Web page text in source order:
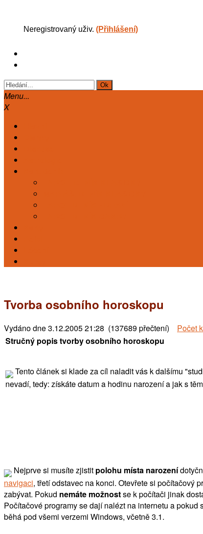
Neregistrovaný uživ. (Přihlášení)
Menu...
X
Tvorba osobního horoskopu
Vydáno dne3.12.2005 21:28 (137689 přečtení) Počet
Stručný popis tvorby osobního horoskopu
Tento článek si klade za cíl naladit vás k dalšímu
nevadí, tedy: získáte datum a hodinu narození a jak s
Nejprve si musíte zjistit polohu místa narození
navigaci, třetí odstavec na konci. Otevřete si počítačový
zabývat. Pokud nemáte možnostse k počítači jinak
Počítačové programy se dají nalézt na internetu a
běhá pod všemi verzemi Windows, včetně 3.1.